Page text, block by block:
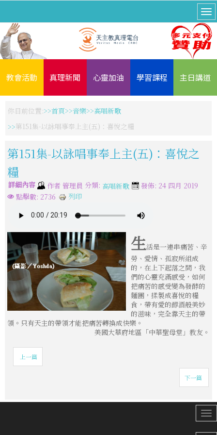
教會活動 真理新聞 心靈加油 學習課程 主日講道
你目前位置: 首頁 音樂
高唱新歌
第151集-以詠唱事奉上主(五)：喜悅之糧
第151集-以詠唱事奉上主(五)：喜悅之
糧
詳細內容 作者 管理員 分類: 高唱新歌
發佈: 24 四月 2019
點擊數: 2736
列印
生活是一連串痛苦、辛
勞、愛情、孤寂所組成
的，在上下起落之間，我
們的心靈充滿感受，如何
把痛苦的感受變為發酵的
麵團，揉製成喜悅的糧
食，帶有愛的醇酒般美妙
的滋味，完全靠天主的帶
領。只有天主的帶領才能把痛苦轉換成快樂。
美國大華府地區「中華聖母堂」教友。
上一篇
下一篇